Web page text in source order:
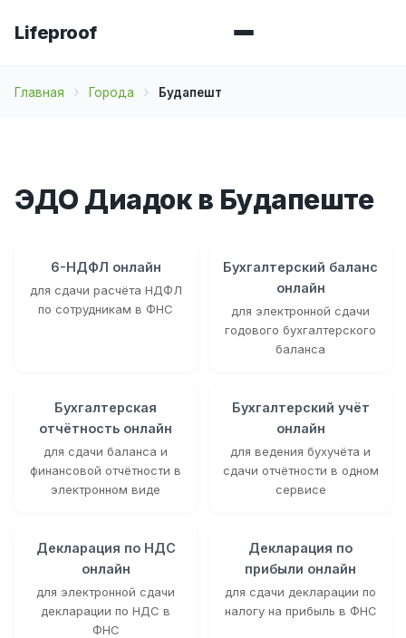
Lifeproof
Главная Города Будапешт
ЭДО Диадок в Будапеште
6-НДФЛ онлайн
для сдачи расчёта НДФЛ
по сотрудникам в ФНС
Бухгалтерский баланс
онлайн
для электронной сдачи
годового бухгалтерского
баланса
Бухгалтерская
отчётность онлайн
для сдачи баланса и
финансовой отчётности в
электронном виде
Бухгалтерский учёт
онлайн
для ведения бухучёта и
сдачи отчётности в одном
сервисе
Декларация по НДС
онлайн
для электронной сдачи
декларации по НДС в
ФНС
Декларация по
прибыли онлайн
для сдачи декларации по
налогу на прибыль в ФНС